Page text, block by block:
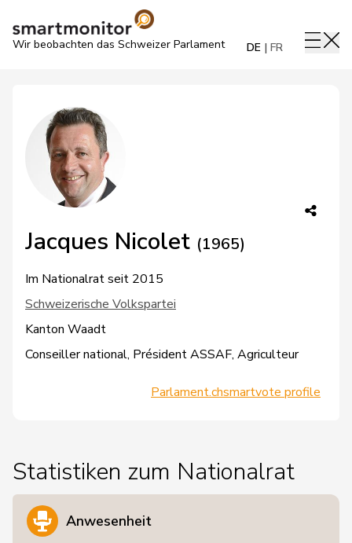
Wir beobachten das Schweizer Parlament DE FR
Jacques Nicolet (1965)
Im Nationalrat seit 2015
Schweizerische Volkspartei
Kanton Waadt
Conseiller national, Président ASSAF, Agriculteur
Parlament.chsmartvote profile
Statistiken zum Nationalrat
Anwesenheit